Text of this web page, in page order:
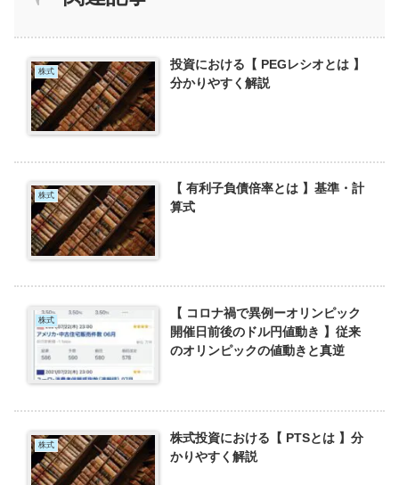
株式
投資における【 PEGレシオとは 】
分かりやすく解説
株式
【 有利子負債倍率とは 】基準・計
算式
株式
【 コロナ禍で異例ーオリンピック
開催日前後のドル円値動き 】従来
のオリンピックの値動きと真逆
株式
株式投資における【 PTSとは 】分
かりやすく解説